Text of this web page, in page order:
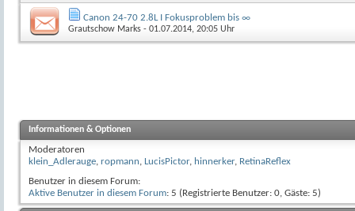
Canon 24-70 2.8L I Fokusproblem bis ∞
Grautschow Marks - 01.07.2014, 20:05 Uhr
Informationen & Optionen
Moderatoren
klein_Adlerauge, ropmann, LucisPictor, hinnerker, RetinaReflex
Benutzer in diesem Forum:
Aktive Benutzer in diesem Forum: 5 (Registrierte Benutzer: 0, Gäste: 5)